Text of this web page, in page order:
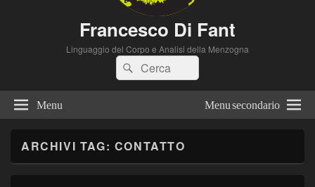
Francesco Di Fant
Linguaggio del Corpo e Analisi della Menzogna
Cerca:Cerca
Menu Menu secondario
ARCHIVI TAG: CONTATTO